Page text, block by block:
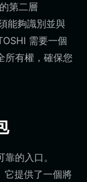
第二層
能夠識別並與
需要一個
所有權，確保您
的入口。
它提供了一個將